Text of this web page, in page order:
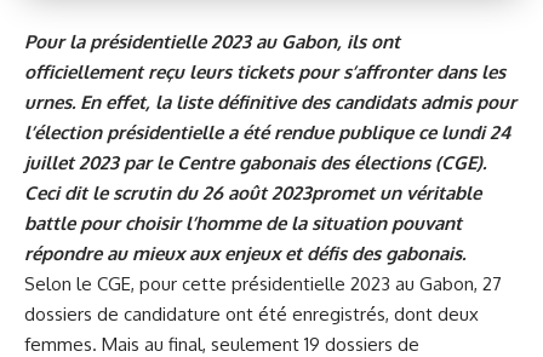
Pour la présidentielle 2023 au Gabon, ils ont
officiellement reçu leurs tickets pour s’affronter dans les
urnes. En effet, la liste définitive des candidats admis pour
l’élection présidentielle a été rendue publique ce lundi 24
juillet 2023 par le Centre gabonais des élections (CGE).
Ceci dit le scrutin du 26 août 2023promet un véritable
battle pour choisir l’homme de la situation pouvant
répondre au mieux aux enjeux et défis des gabonais.
Selon le CGE, pour cette présidentielle 2023 au Gabon, 27
dossiers de candidature ont été enregistrés, dont deux
femmes. Mais au final, seulement 19 dossiers de